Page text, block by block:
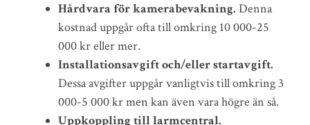
Hårdvara för kamerabevakning. Denna
kostnad uppgår ofta till omkring 10 000-25
000 kr eller mer.
Installationsavgift och/eller startavgift.
Dessa avgifter uppgår vanligtvis till omkring 3
000-5 000 kr men kan även vara högre än så.
Uppkoppling till larmcentral.